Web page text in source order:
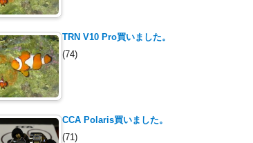
TRN V10 Pro買いました。
(74)
CCA Polaris買いました。
(71)